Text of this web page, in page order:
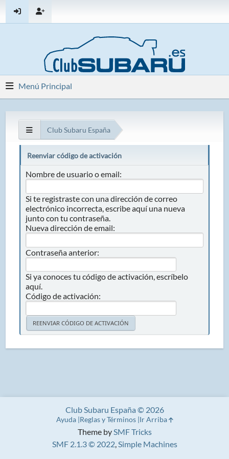
Menú Principal
Club Subaru España
Reenviar código de activación
Nombre de usuario o email:
Si te registraste con una dirección de correo
electrónico incorrecta, escribe aquí una nueva
junto con tu contraseña.
Nueva dirección de email:
Contraseña anterior:
Si ya conoces tu código de activación, escríbelo
aquí.
Código de activación:
Theme bySMF Tricks
SMF 2.1.3 © 2022,Simple Machines
Club Subaru España © 2026
Ayuda Reglas y Términos Ir Arriba